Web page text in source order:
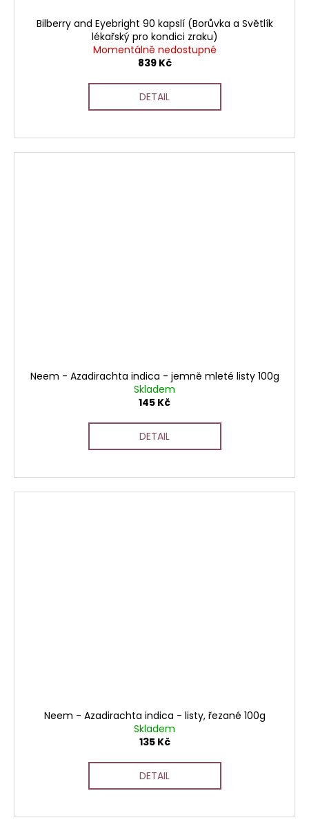
Bilberry and Eyebright 90 kapslí (Borůvka a Světlík
lékařský pro kondici zraku)
Momentálně nedostupné
839 Kč
DETAIL
Neem - Azadirachta indica - jemně mleté listy 100g
Skladem
145 Kč
DETAIL
Neem - Azadirachta indica - listy, řezané 100g
Skladem
135 Kč
DETAIL